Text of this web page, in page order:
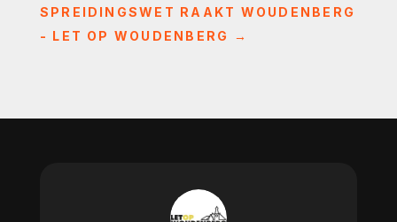
SPREIDINGSWET RAAKT WOUDENBERG
- LET OP WOUDENBERG
→